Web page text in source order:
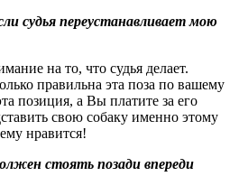
судья переустанавливает мою
на то, что судья делает.
правильна эта поза по вашему
позиция, а Вы платите за его
свою собаку именно этому
нравится!
стоять позади впереди